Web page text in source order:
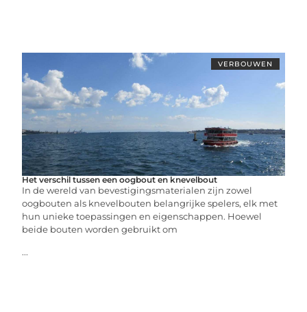
VERBOUWEN
Het verschil tussen een oogbout en knevelbout
In de wereld van bevestigingsmaterialen zijn zowel
oogbouten als knevelbouten belangrijke spelers, elk met
hun unieke toepassingen en eigenschappen. Hoewel
beide bouten worden gebruikt om
...